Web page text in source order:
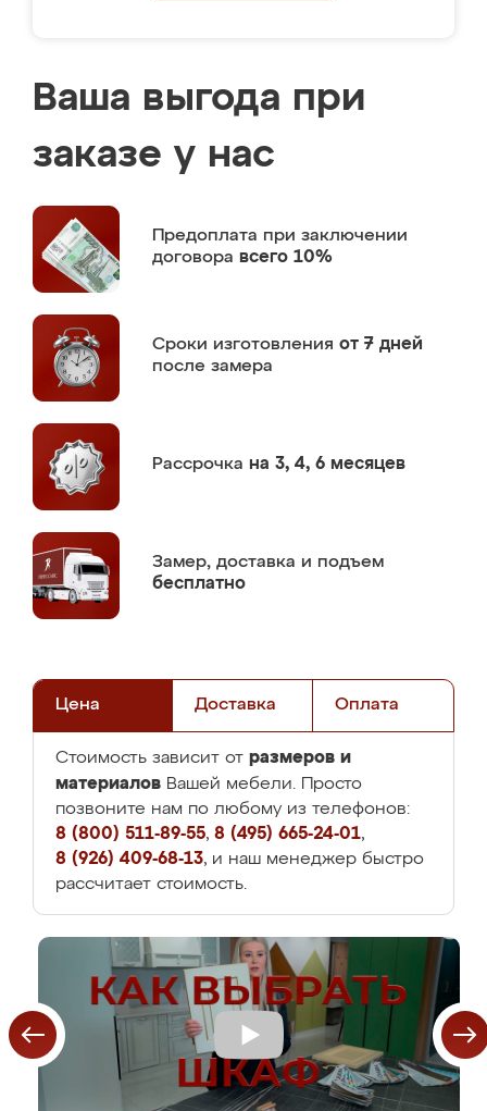
Ваша выгода при
заказе у нас
Предоплата при заключении
договора всего 10%
Сроки изготовления от 7 дней
после замера
Рассрочка на 3, 4, 6 месяцев
Замер, доставка и подъем
бесплатно
Цена Доставка Оплата
Стоимость зависит от размеров и
материалов Вашей мебели. Просто
позвоните нам по любому из телефонов:
8 (800) 511-89-55, 8 (495) 665-24-01,
8 (926) 409-68-13, и наш менеджер быстро
рассчитает стоимость.